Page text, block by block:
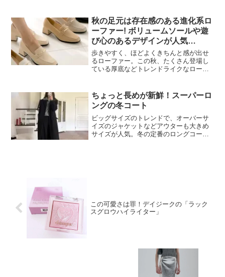
専門サイト『MOVE』で見つけた、
XEXY...
秋の足元は存在感のある進化系ロ
ーファー! ボリュームソールや遊
び心のあるデザインが人気
【Qoo10「ローファー」販売数ラ
ンキング】
歩きやすく、ほどよくきちんと感が出せ
るローファー。この秋、たくさん登場し
ている厚底などトレンドライクなローフ
ネット総合ショッピングモール
「Qoo10」を運営するeBay...
ちょっと長めが新鮮！スーパーロ
ングの冬コート
ビッグサイズのトレンドで、オーバーサ
イズのジャケットなどアウターも大きめ
サイズが人気。冬の定番のロングコート
この可愛さは罪！デイジークの「ラック
スグロウハイライター」